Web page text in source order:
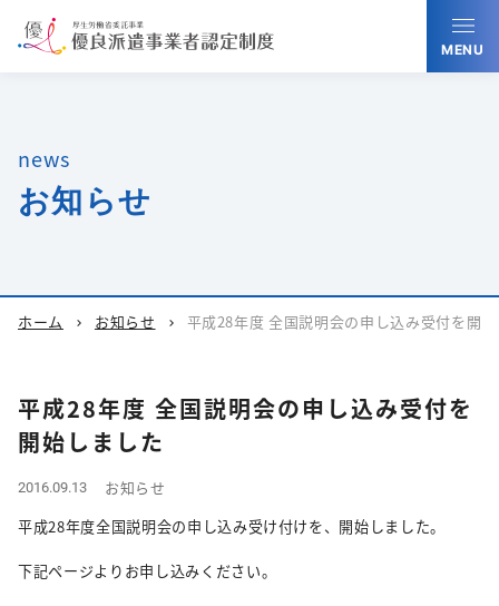
MENU
news
お知らせ
ホーム chevron_right お知らせ chevron_right 平成28年度 全国説明会の申し込み受付を開
平成28年度 全国説明会の申し込み受付を
開始しました
2016.09.13
お知らせ
平成28年度全国説明会の申し込み受け付けを、開始しました。
下記ページよりお申し込みください。